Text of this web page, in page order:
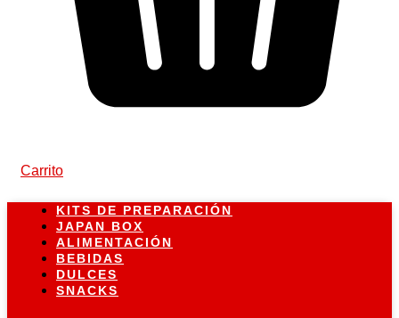
Carrito
KITS DE PREPARACIÓN
JAPAN BOX
ALIMENTACIÓN
BEBIDAS
DULCES
SNACKS